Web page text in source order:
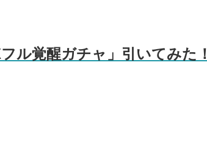
ル覚醒ガチャ」引いてみた！